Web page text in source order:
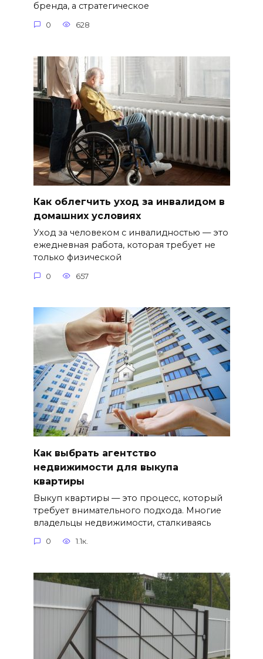
бренда, а стратегическое
0 628
Как облегчить уход за инвалидом в
домашних условиях
Уход за человеком с инвалидностью — это
ежедневная работа, которая требует не
только физической
0 657
Как выбрать агентство
недвижимости для выкупа
квартиры
Выкуп квартиры — это процесс, который
требует внимательного подхода. Многие
владельцы недвижимости, сталкиваясь
0 1.1к.